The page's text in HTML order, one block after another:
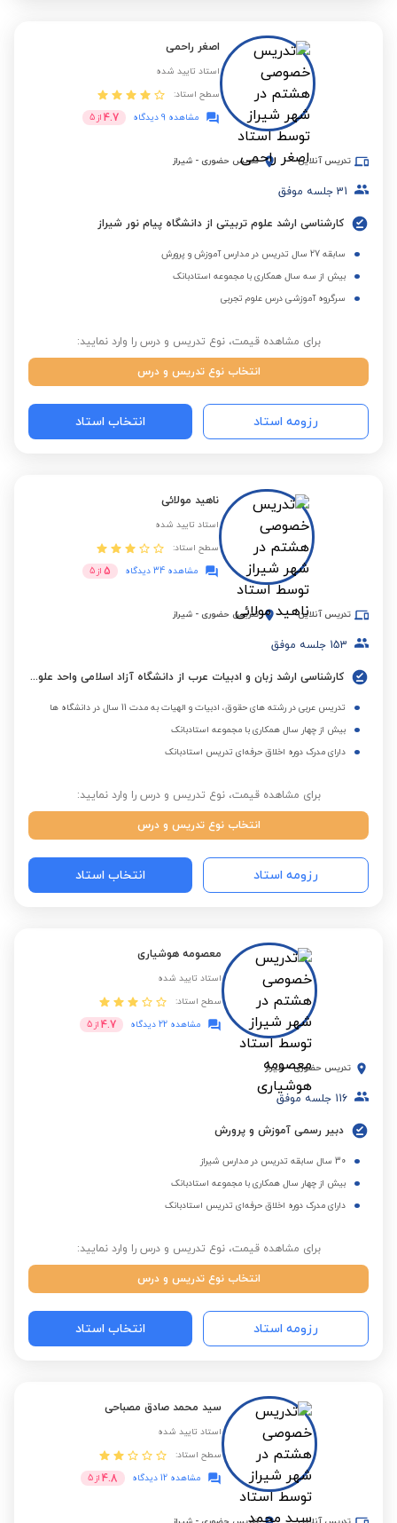
اصغر راحمی
استاد تایید شده
سطح استاد:
مشاهده 9 دیدگاه
4.7 از 5
تدریس آنلاین تدریس حضوری - شیراز
31 جلسه موفق
کارشناسی ارشد علوم تربیتی از دانشگاه پیام نور شیراز
سابقه 27 سال تدریس در مدارس آموزش و پرورش
بیش از سه سال همکاری با مجموعه استادبانک
سرگروه آموزشی درس علوم تجربی
برای مشاهده قیمت، نوع تدریس و درس را وارد نمایید:
انتخاب نوع تدریس و درس
رزومه استاد انتخاب استاد
ناهید مولائی
استاد تایید شده
سطح استاد:
مشاهده 34 دیدگاه
5 از 5
تدریس آنلاین تدریس حضوری - شیراز
153 جلسه موفق
کارشناسی ارشد زبان و ادبیات عرب از دانشگاه آزاد اسلامی واحد علوم و تحقیقات تهران
تدریس عربی در رشته های حقوق، ادبیات و الهیات به مدت 11 سال در دانشگاه ها
بیش از چهار سال همکاری با مجموعه استادبانک
دارای مدرک دوره اخلاق حرفه‌ای تدریس استادبانک
برای مشاهده قیمت، نوع تدریس و درس را وارد نمایید:
انتخاب نوع تدریس و درس
رزومه استاد انتخاب استاد
معصومه هوشیاری
استاد تایید شده
سطح استاد:
مشاهده 22 دیدگاه
4.7 از 5
تدریس حضوری - شیراز
116 جلسه موفق
دبیر رسمی آموزش و پرورش
30 سال سابقه تدریس در مدارس شیراز
بیش از چهار سال همکاری با مجموعه استادبانک
دارای مدرک دوره اخلاق حرفه‌ای تدریس استادبانک
برای مشاهده قیمت، نوع تدریس و درس را وارد نمایید:
انتخاب نوع تدریس و درس
رزومه استاد انتخاب استاد
سید محمد صادق مصباحی
استاد تایید شده
سطح استاد:
مشاهده 12 دیدگاه
4.8 از 5